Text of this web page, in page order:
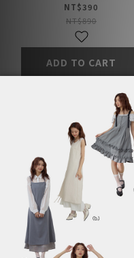
NT$390
NT$890
ADD TO CART